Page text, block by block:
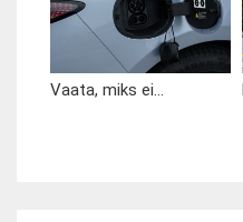
Vaata, miks ei...